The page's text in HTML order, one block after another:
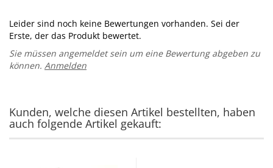
Leider sind noch keine Bewertungen vorhanden. Sei der
Erste, der das Produkt bewertet.
Sie müssen angemeldet sein um eine Bewertung abgeben zu
können. Anmelden
Kunden, welche diesen Artikel bestellten, haben
auch folgende Artikel gekauft: